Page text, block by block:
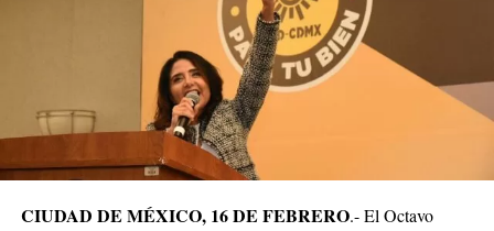
CIUDAD DE MÉXICO, 16 DE FEBRERO.- El Octavo